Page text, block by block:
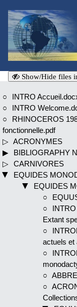
Show/Hide files
INTRO
INTRO
RHINOCEROS
fonctionnelle.pdf
ACRONYMES
BIBLIOGRAPHY
CARNIVORES
EQUIDES
EQUIDES
Extant
actuels et